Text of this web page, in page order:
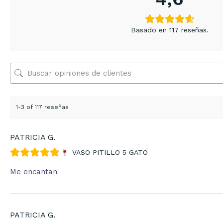
Basado en 117 reseñas.
1-3 of 117 reseñas
PATRICIA G.
VASO PITILLO 5 GATO
Me encantan
PATRICIA G.